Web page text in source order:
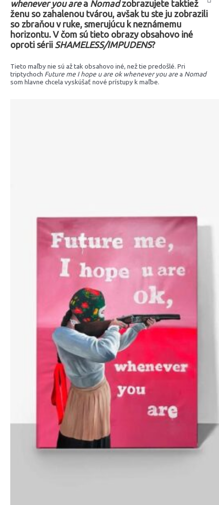
whenever you area Nomadzobrazujete taktiež
ženu so zahalenou tvárou, avšak tu ste ju zobrazili
so zbraňou v ruke, smerujúcu k neznámemu
horizontu. V čom sú tieto obrazy obsahovo iné
oproti sérii SHAMELESS/IMPUDENS?
Tieto maľby nie sú až tak obsahovo iné, než tie predošlé. Pri
triptychoch Future me I hope u are ok whenever you area Nomad
som hlavne chcela vyskúšať nové prístupy k maľbe.